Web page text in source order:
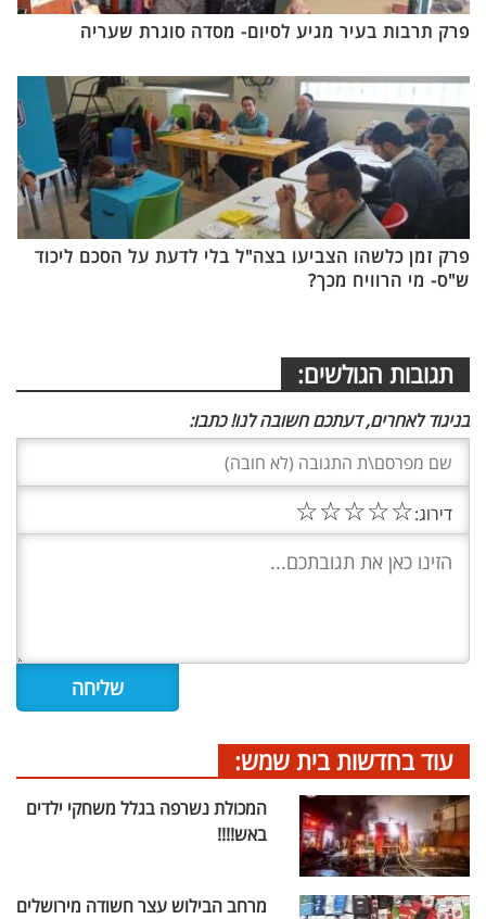
פרק תרבות בעיר מגיע לסיום- מסדה סוגרת שעריה
פרק זמן כלשהו הצביעו בצה"ל בלי לדעת על הסכם ליכוד
ש"ס- מי הרוויח מכך?
תגובות הגולשים:
בניגוד לאחרים, דעתכם חשובה לנו! כתבו:
דירוג:☆
☆
☆
☆
☆
עוד בחדשות בית שמש:
המכולת נשרפה בגלל משחקי ילדים
באש!!!!
מרחב הבילוש עצר חשודה מירושלים